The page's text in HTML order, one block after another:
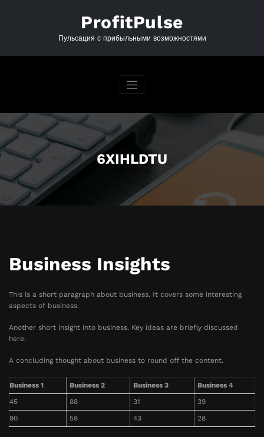
ProfitPulse
Пульсация с прибыльными возможностями
6XIHLDTU
Business Insights
This is a short paragraph about business. It covers some interesting
aspects of business.
Another short insight into business. Key ideas are briefly discussed
here.
A concluding thought about business to round off the content.
Business 1 Business 2 Business 3
Business 4
45
88 31
39
90
58 43 28